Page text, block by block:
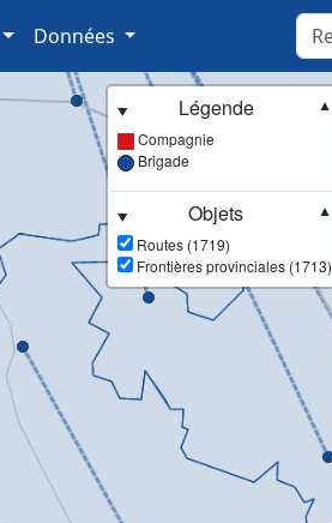
Données
Légende
▼
Compagnie
Brigade
Objets
▼
Routes (1719)
Frontières provinciales (1713)